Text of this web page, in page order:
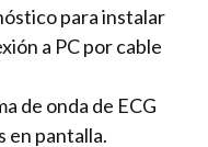
para instalar
a PC por cable
de onda de ECG
en pantalla.